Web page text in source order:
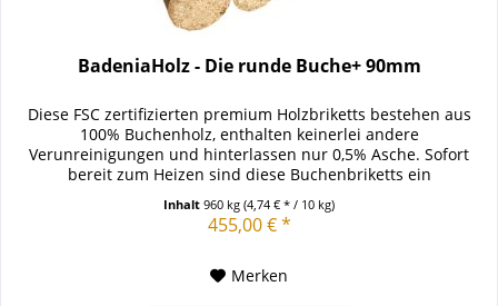
BadeniaHolz - Die runde Buche+ 90mm
Diese FSC zertifizierten premium Holzbriketts bestehen aus
100% Buchenholz, enthalten keinerlei andere
Verunreinigungen und hinterlassen nur 0,5% Asche. Sofort
bereit zum Heizen sind diese Buchenbriketts ein
Inhalt960 kg(4,74 € * / 10 kg)
455,00 € *
Merken